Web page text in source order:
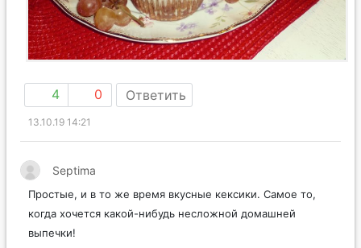
4 0 Ответить
13.10.19 14:21
Septima
Простые, и в то же время вкусные кексики. Самое то,
когда хочется какой-нибудь несложной домашней
выпечки!